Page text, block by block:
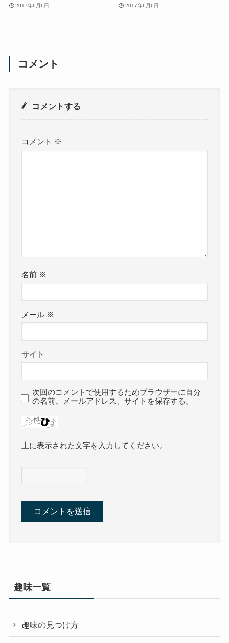
2017年6月6日 2017年6月6日
コメント
コメントする
コメント ※
名前 ※
メール ※
サイト
次回のコメントで使用するためブラウザーに自分
の名前、メールアドレス、サイトを保存する。
上に表示された文字を入力してください。
趣味一覧
趣味の見つけ方